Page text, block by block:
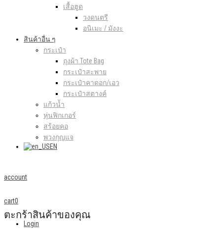
เสื้อฮูด
วงดนตรี
อนิเมะ / มังงะ
สินค้าอื่น ๆ
กระเป๋า
ถุงผ้า Tote Bag
กระเป๋าสะพาย
กระเป๋าคาดอก/เอว
กระเป๋าสตางค์
แก้วน้ำ
หุ่นฟิกเกอร์
สร้อยคอ
พวงกุญแจ
EN
account
Login
cart0
ตะกร้าสินค้าของคุณ